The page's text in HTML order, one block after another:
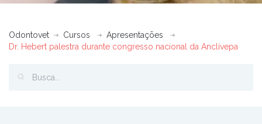
Odontovet Cursos
Apresentações
Dr. Hebert palestra durante congresso nacional da Anclivepa